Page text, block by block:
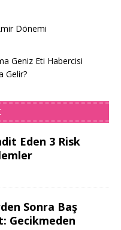
Dönemi
Geniz Eti Habercisi
Gelir?
Eden 3 Risk
Sonra Baş
Gecikmeden